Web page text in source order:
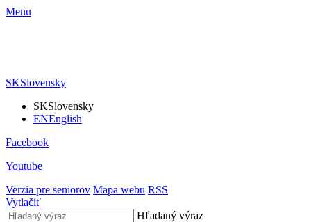
Menu
SKSlovensky
SKSlovensky
ENEnglish
Facebook
Youtube
Verzia pre seniorov Mapa webu RSS
Vytlačiť
Hľadaný výraz